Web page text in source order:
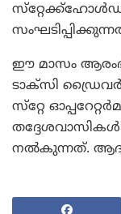
ഈ മാസം
ടാക്‌സി
സ്‌റ്റേ
നല്‍കുന്നത്.